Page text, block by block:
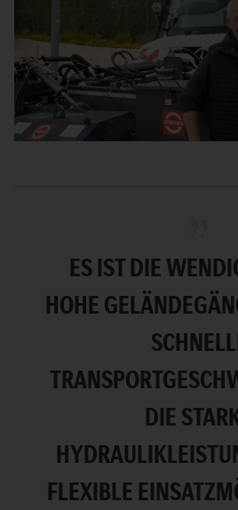
ES IST DIE
HOHE
DIE
FLEXIBLE